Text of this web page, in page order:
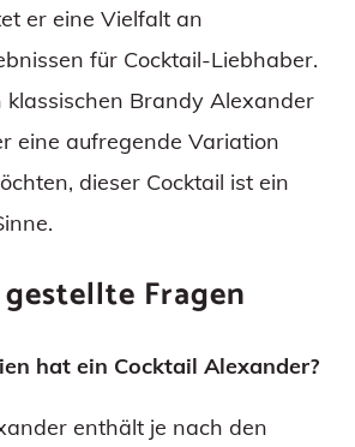
er eine Vielfalt an
für Cocktail-Liebhaber.
klassischen Brandy Alexander
eine aufregende Variation
dieser Cocktail ist ein
Fragen
hat ein Cocktail Alexander?
enthält je nach den